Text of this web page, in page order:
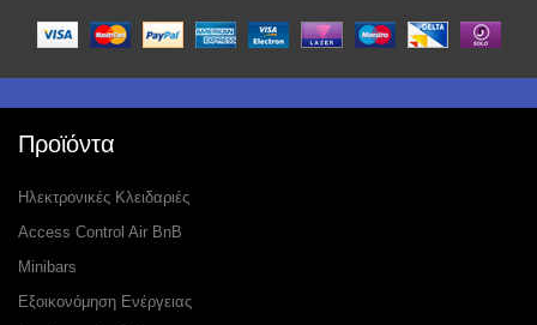
Προϊόντα
Ηλεκτρονικές Κλειδαριές
Access Control Air BnB
Minibars
Εξοικονόμηση Ενέργειας